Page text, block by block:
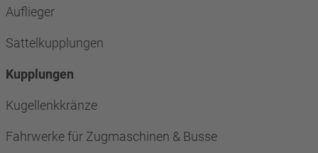
Auflieger
Sattelkupplungen
Kupplungen
Kugellenkkränze
Fahrwerke für Zugmaschinen & Busse